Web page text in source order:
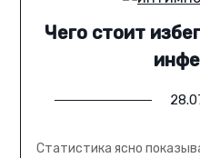
Чего стоит
Статистика ясно